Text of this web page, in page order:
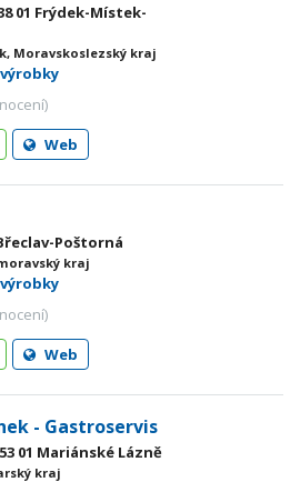
01 Frýdek-Místek-
Moravskoslezský kraj
Web
Poštorná
kraj
Web
- Gastroservis
01 Mariánské Lázně
kraj